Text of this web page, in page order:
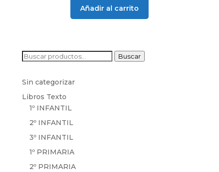
26,70 €. 24,95 €.
Añadir al carrito
Buscar
Buscar
Sin categorizar
Libros Texto
1º INFANTIL
2º INFANTIL
3º INFANTIL
1º PRIMARIA
2º PRIMARIA